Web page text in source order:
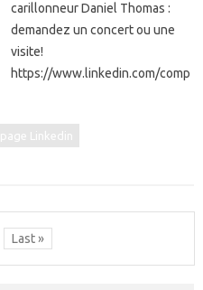
carillonneur Daniel Thomas :
demandez un concert ou une
visite!
https://www.linkedin.com/comp
page Linkedin
Last »